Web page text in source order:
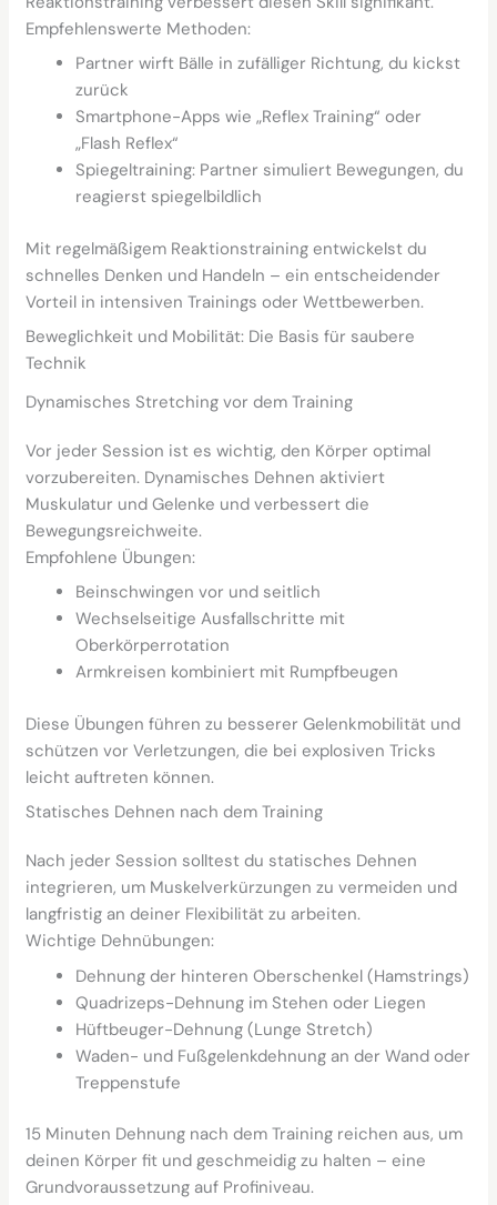
Empfehlenswerte Methoden:
Partner wirft Bälle in zufälliger Richtung, du kickst
zurück
Smartphone-Apps wie „Reflex Training“ oder
„Flash Reflex“
Spiegeltraining: Partner simuliert Bewegungen, du
reagierst spiegelbildlich
Mit regelmäßigem Reaktionstraining entwickelst du
schnelles Denken und Handeln – ein entscheidender
Vorteil in intensiven Trainings oder Wettbewerben.
Beweglichkeit und Mobilität: Die Basis für saubere
Technik
Dynamisches Stretching vor dem Training
Vor jeder Session ist es wichtig, den Körper optimal
vorzubereiten. Dynamisches Dehnen aktiviert
Muskulatur und Gelenke und verbessert die
Bewegungsreichweite.
Empfohlene Übungen:
Beinschwingen vor und seitlich
Wechselseitige Ausfallschritte mit
Oberkörperrotation
Armkreisen kombiniert mit Rumpfbeugen
Diese Übungen führen zu besserer Gelenkmobilität und
schützen vor Verletzungen, die bei explosiven Tricks
leicht auftreten können.
Statisches Dehnen nach dem Training
Nach jeder Session solltest du statisches Dehnen
integrieren, um Muskelverkürzungen zu vermeiden und
langfristig an deiner Flexibilität zu arbeiten.
Wichtige Dehnübungen:
Dehnung der hinteren Oberschenkel (Hamstrings)
Quadrizeps-Dehnung im Stehen oder Liegen
Hüftbeuger-Dehnung (Lunge Stretch)
Waden- und Fußgelenkdehnung an der Wand oder
Treppenstufe
15 Minuten Dehnung nach dem Training reichen aus, um
deinen Körper fit und geschmeidig zu halten – eine
Grundvoraussetzung auf Profiniveau.